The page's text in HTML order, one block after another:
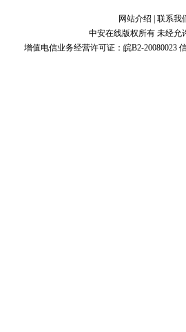
网站介绍
联系我
中安在线版权所有 未经
增值电信业务经营许可证：皖B2-20080023